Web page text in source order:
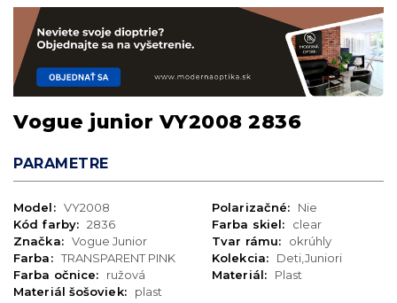
Vogue junior VY2008 2836
PARAMETRE
Model: VY2008
Kód farby: 2836
Značka: Vogue Junior
Farba: TRANSPARENT PINK
Farba očnice:
ružová
Materiál šošoviek:
plast
Polarizačné:
Nie
Farba skiel:
clear
Tvar rámu:
okrúhly
Kolekcia:
Deti,Juniori
Materiál:
Plast